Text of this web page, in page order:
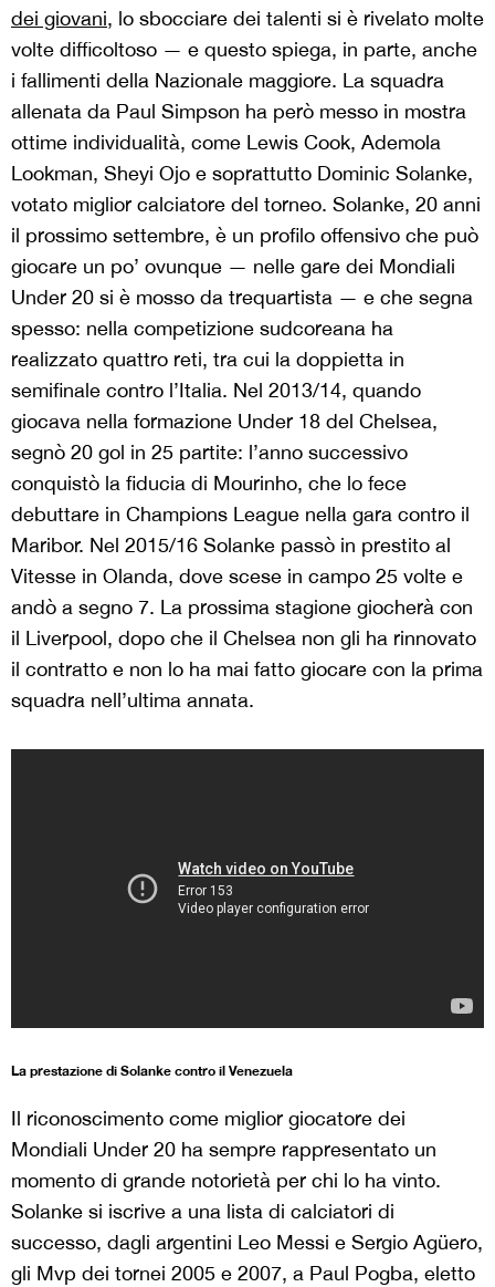
dei giovani, lo sbocciare dei talenti si è rivelato molte
volte difficoltoso — e questo spiega, in parte, anche
i fallimenti della Nazionale maggiore. La squadra
allenata da Paul Simpson ha però messo in mostra
ottime individualità, come Lewis Cook, Ademola
Lookman, Sheyi Ojo e soprattutto Dominic Solanke,
votato miglior calciatore del torneo. Solanke, 20 anni
il prossimo settembre, è un profilo offensivo che può
giocare un po’ ovunque — nelle gare dei Mondiali
Under 20 si è mosso da trequartista — e che segna
spesso: nella competizione sudcoreana ha
realizzato quattro reti, tra cui la doppietta in
semifinale contro l’Italia. Nel 2013/14, quando
giocava nella formazione Under 18 del Chelsea,
segnò 20 gol in 25 partite: l’anno successivo
conquistò la fiducia di Mourinho, che lo fece
debuttare in Champions League nella gara contro il
Maribor. Nel 2015/16 Solanke passò in prestito al
Vitesse in Olanda, dove scese in campo 25 volte e
andò a segno 7. La prossima stagione giocherà con
il Liverpool, dopo che il Chelsea non gli ha rinnovato
il contratto e non lo ha mai fatto giocare con la prima
squadra nell’ultima annata.
La prestazione di Solanke contro il Venezuela
Il riconoscimento come miglior giocatore dei
Mondiali Under 20 ha sempre rappresentato un
momento di grande notorietà per chi lo ha vinto.
Solanke si iscrive a una lista di calciatori di
successo, dagli argentini Leo Messi e Sergio Agüero,
gli Mvp dei tornei 2005 e 2007, a Paul Pogba, eletto